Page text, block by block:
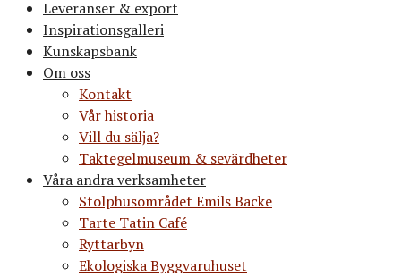
Leveranser & export
Inspirationsgalleri
Kunskapsbank
Om oss
Kontakt
Vår historia
Vill du sälja?
Taktegelmuseum & sevärdheter
Våra andra verksamheter
Stolphusområdet Emils Backe
Tarte Tatin Café
Ryttarbyn
Ekologiska Byggvaruhuset